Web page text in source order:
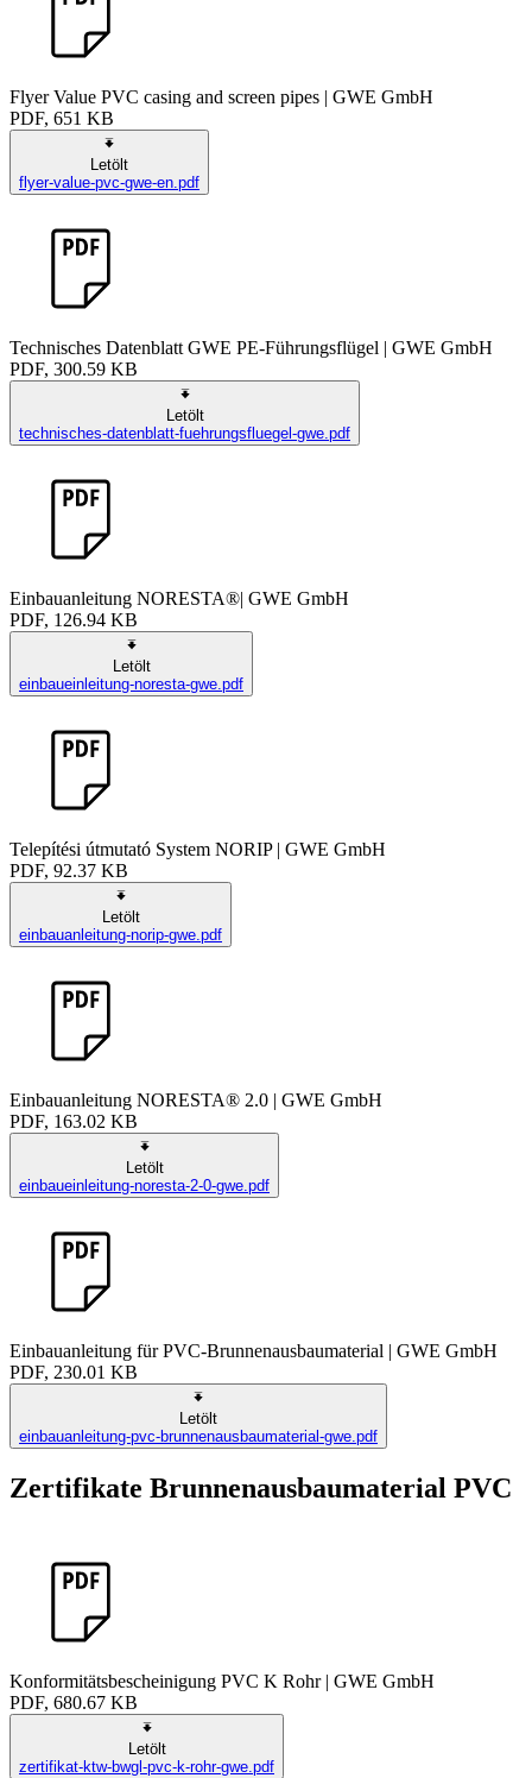
Flyer Value PVC casing and screen pipes | GWE GmbH
PDF, 651 KB
Letölt
flyer-value-pvc-gwe-en.pdf
Technisches Datenblatt GWE PE-Führungsflügel | GWE GmbH
PDF, 300.59 KB
Letölt
technisches-datenblatt-fuehrungsfluegel-gwe.pdf
Einbauanleitung NORESTA®| GWE GmbH
PDF, 126.94 KB
Letölt
einbaueinleitung-noresta-gwe.pdf
Telepítési útmutató System NORIP | GWE GmbH
PDF, 92.37 KB
Letölt
einbauanleitung-norip-gwe.pdf
Einbauanleitung NORESTA® 2.0 | GWE GmbH
PDF, 163.02 KB
Letölt
einbaueinleitung-noresta-2-0-gwe.pdf
Einbauanleitung für PVC-Brunnenausbaumaterial | GWE GmbH
PDF, 230.01 KB
Letölt
einbauanleitung-pvc-brunnenausbaumaterial-gwe.pdf
Zertifikate Brunnenausbaumaterial PVC
Konformitätsbescheinigung PVC K Rohr | GWE GmbH
PDF, 680.67 KB
Letölt
zertifikat-ktw-bwgl-pvc-k-rohr-gwe.pdf